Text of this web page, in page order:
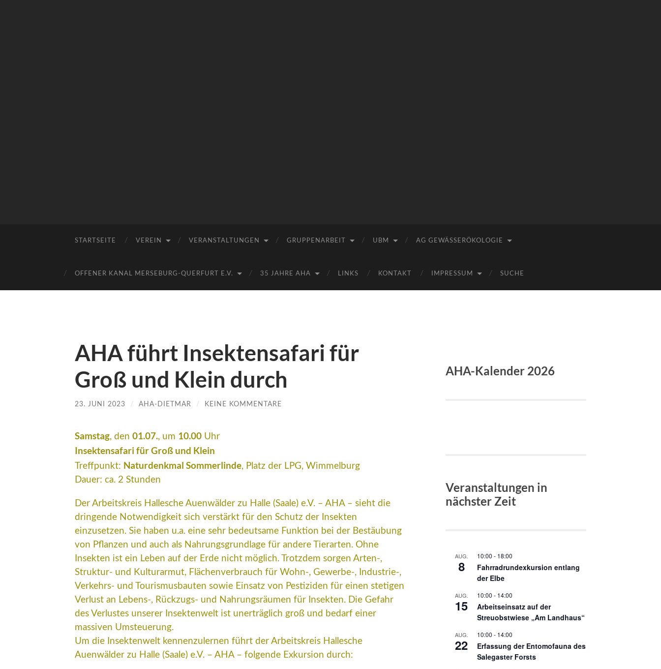
e.V.
STARTSEITE VEREIN VERANSTALTUNGEN GRUPPENARBEIT UBM AG GEWÄSSERÖKOLOGIE
OFFENER KANAL MERSEBURG-QUERFURT E.V. 35 JAHRE AHA LINKS KONTAKT IMPRESSUM SUCHE
AHA führt Insektensafari für
Groß und Klein durch
23. JUNI 2023 / AHA-DIETMAR / KEINE KOMMENTARE
Samstag, den 01.07., um 10.00 Uhr
Insektensafari für Groß und Klein
Treffpunkt: Naturdenkmal Sommerlinde, Platz der LPG, Wimmelburg
Dauer: ca. 2 Stunden
Der Arbeitskreis Hallesche Auenwälder zu Halle (Saale) e.V. – AHA – sieht die
dringende Notwendigkeit sich verstärkt für den Schutz der Insekten
einzusetzen. Sie haben u.a. eine sehr bedeutsame Funktion bei der Bestäubung
von Pflanzen und auch als Nahrungsgrundlage für andere Tierarten. Ohne
Insekten ist ein Leben auf der Erde nicht möglich. Trotzdem sorgen Arten-,
Struktur- und Kulturarmut, Flächenverbrauch für Wohn-, Gewerbe-, Industrie-,
Verkehrs- und Tourismusbauten sowie Einsatz von Pestiziden für einen stetigen
Verlust an Lebens-, Rückzugs- und Nahrungsräumen für Insekten. Die Gefahr
des Verlustes unserer Insektenwelt ist unerträglich groß und bedarf einer
massiven Umsteuerung.
Um die Insektenwelt kennenzulernen führt der Arbeitskreis Hallesche
Auenwälder zu Halle (Saale) e.V. – AHA – folgende Exkursion durch:
AHA-Kalender 2026
Veranstaltungen in
nächster Zeit
AUG.
8
10:00 - 18:00
Fahrradrundexkursion entlang
der Elbe
AUG.
15
10:00 - 14:00
Arbeitseinsatz auf der
Streuobstwiese „Am Landhaus“
AUG.
22
10:00 - 14:00
Erfassung der Entomofauna des
Salegaster Forsts